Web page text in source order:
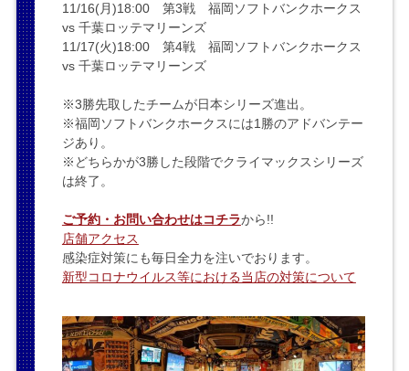
11/16(月)18:00 第3戦 福岡ソフトバンクホークス
vs 千葉ロッテマリーンズ
11/17(火)18:00 第4戦 福岡ソフトバンクホークス
vs 千葉ロッテマリーンズ
※3勝先取したチームが日本シリーズ進出。
※福岡ソフトバンクホークスには1勝のアドバンテー
ジあり。
※どちらかが3勝した段階でクライマックスシリーズ
は終了。
ご予約・お問い合わせはコチラから!!
店舗アクセス
感染症対策にも毎日全力を注いでおります。
新型コロナウイルス等における当店の対策について